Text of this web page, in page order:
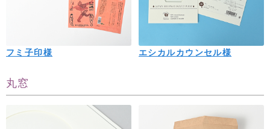
フミ子印様 エシカルカウンセル様
丸窓